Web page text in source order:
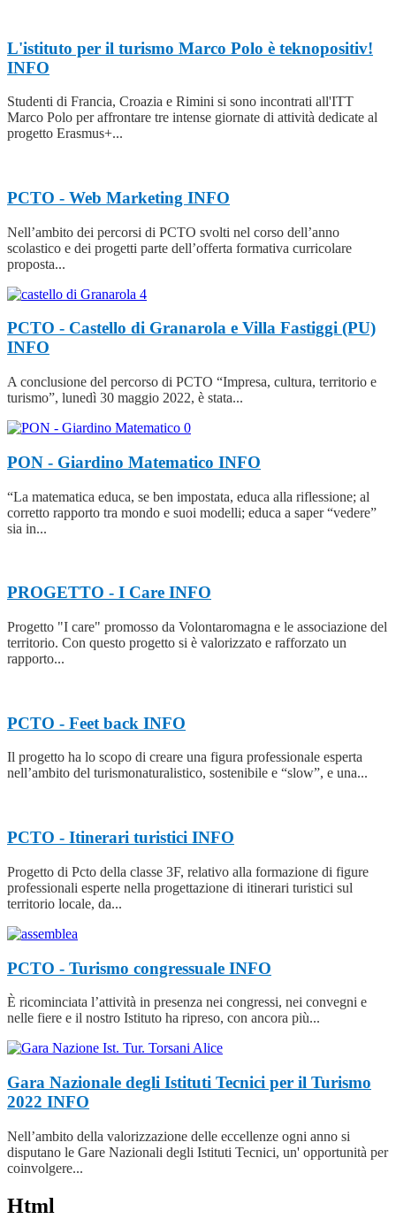
L'istituto per il turismo Marco Polo è teknopositiv!
INFO
Studenti di Francia, Croazia e Rimini si sono incontrati all'ITT
Marco Polo per affrontare tre intense giornate di attività dedicate al
progetto Erasmus+...
PCTO - Web Marketing INFO
Nell’ambito dei percorsi di PCTO svolti nel corso dell’anno
scolastico e dei progetti parte dell’offerta formativa curricolare
proposta...
PCTO - Castello di Granarola e Villa Fastiggi (PU)
INFO
A conclusione del percorso di PCTO “Impresa, cultura, territorio e
turismo”, lunedì 30 maggio 2022, è stata...
PON - Giardino Matematico INFO
“La matematica educa, se ben impostata, educa alla riflessione; al
corretto rapporto tra mondo e suoi modelli; educa a saper “vedere”
sia in...
PROGETTO - I Care INFO
Progetto "I care" promosso da Volontaromagna e le associazione del
territorio. Con questo progetto si è valorizzato e rafforzato un
rapporto...
PCTO - Feet back INFO
Il progetto ha lo scopo di creare una figura professionale esperta
nell’ambito del turismonaturalistico, sostenibile e “slow”, e una...
PCTO - Itinerari turistici INFO
Progetto di Pcto della classe 3F, relativo alla formazione di figure
professionali esperte nella progettazione di itinerari turistici sul
territorio locale, da...
PCTO - Turismo congressuale INFO
È ricominciata l’attività in presenza nei congressi, nei convegni e
nelle fiere e il nostro Istituto ha ripreso, con ancora più...
Gara Nazionale degli Istituti Tecnici per il Turismo
2022 INFO
Nell’ambito della valorizzazione delle eccellenze ogni anno si
disputano le Gare Nazionali degli Istituti Tecnici, un' opportunità per
coinvolgere...
Html